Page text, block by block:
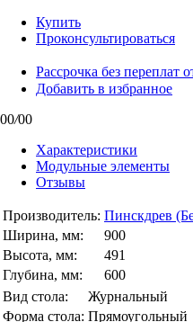
Купить
Проконсультироваться
Рассрочка без переплат
Добавить в избранное
00/00
Характеристики
Модульные элементы
Отзывы
Производитель: Пинскдрев
Ширина, мм:
900
Высота, мм:
491
Глубина, мм:
600
Вид стола:
Журнальный
Форма стола: Прямоугольный